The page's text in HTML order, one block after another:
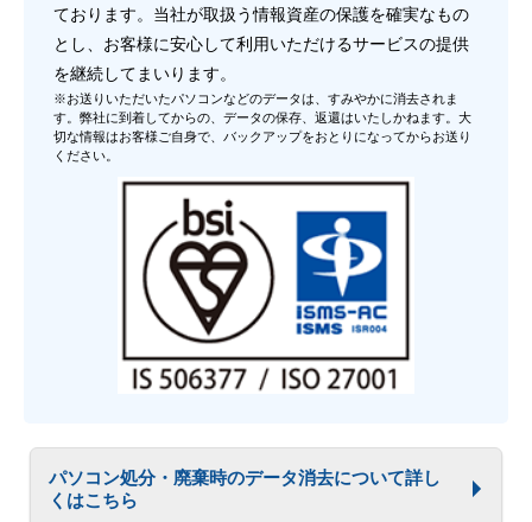
ております。当社が取扱う情報資産の保護を確実なもの
とし、お客様に安心して利用いただけるサービスの提供
を継続してまいります。
※お送りいただいたパソコンなどのデータは、すみやかに消去されま
す。弊社に到着してからの、データの保存、返還はいたしかねます。大
切な情報はお客様ご自身で、バックアップをおとりになってからお送り
ください。
パソコン処分・廃棄時のデータ消去について詳し
くはこちら